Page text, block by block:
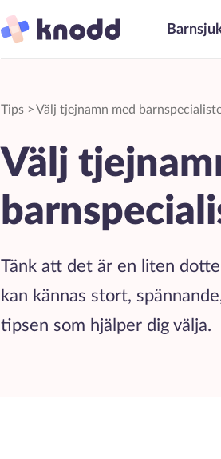
Tips >Välj tjejnamn med
Välj
Tänk att det är en liten
kan kännas stort,
tipsen som hjälper dig välja.